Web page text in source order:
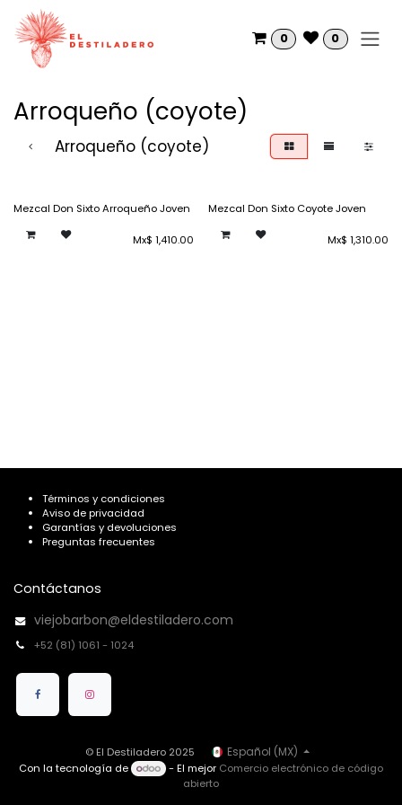
Ir al contenido
0 0
Arroqueño (coyote)
Arroqueño (coyote)
Mezcal Don Sixto Arroqueño Joven
Mx$ 1,410.00
Mezcal Don Sixto Coyote Joven
Mx$ 1,310.00
Términos y condiciones
Aviso de privacidad
Garantías y devoluciones
Preguntas frecuentes
Contáctanos
viejobarbon@eldestiladero.com
+52 (81) 1061 - 1024
© El Destiladero 2025 Español (MX)
Con la tecnología de - El mejor Comercio electrónico de código
abierto